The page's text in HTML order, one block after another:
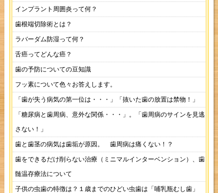
インプラント周囲炎って何？
歯根端切除術とは？
ラバーダム防湿って何？
舌癌ってどんな癌？
歯の予防についての豆知識
フッ素について色々お答えします。
「歯が失う病気の第一位は・・・」「抜いた歯の放置は禁物！」
「糖尿病と歯周病、意外な関係・・・」。「歯周病のサインを見逃
さない！」
歯と歯茎の病気は歯垢が原因。 歯周病は痛くない！？
歯をできるだけ削らない治療（ミニマルインターベンション）、歯
髄温存療法について
子供の虫歯の特徴は？１歳までのひどい虫歯は「哺乳瓶むし歯」